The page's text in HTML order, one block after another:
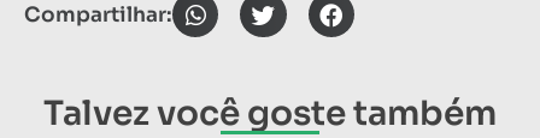
Compartilhar:
Talvez você goste também